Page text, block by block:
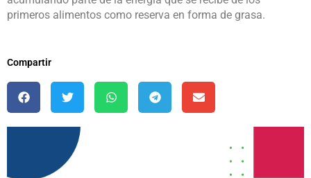
primeros alimentos como reserva en forma de grasa.
Compartir